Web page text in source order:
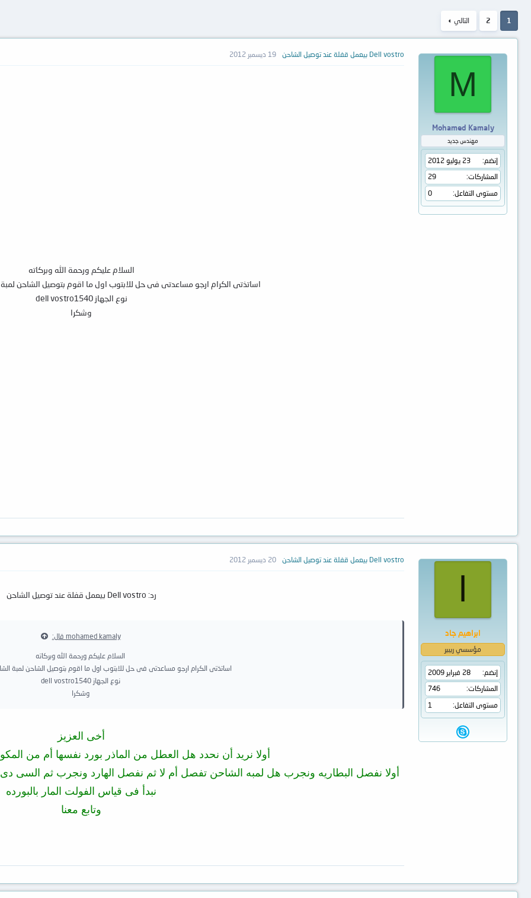
1
2 التالي
M
Mohamed Kamaly
مهندس جديد
إنضم
23 يوليو 2012
المشاركات
29
مستوى التفاعل
0
Dell vostro بيعمل قفلة عند توصيل الشاحن 19 ديسمبر 2012
السلام عليكم ورحمة الله وبركاته
اساتذتى الكرام ارجو مساعدتى فى حل للابتوب اول ما اقوم بتوصيل الشاحن
نوع الجهاز dell vostro1540
وشكرا
ابراهيم جاد
مؤسسي ريبير
إنضم
28 فبراير 2009
المشاركات
746
مستوى التفاعل
1
Dell vostro بيعمل قفلة عند توصيل الشاحن 20 ديسمبر 2012
رد: Dell vostro بيعمل قفلة عند توصيل الشاحن
mohamed kamaly قال:
السلام عليكم ورحمة الله وبركاته
اساتذتى الكرام ارجو مساعدتى فى حل للابتوب اول ما اقوم بتوصيل الشاحن لمبة
نوع الجهاز dell vostro1540
وشكرا
أخى العزيز
أولا نريد أن نحدد هل العطل من الماذر بورد نفسها أم من
أولا نفصل البطاريه ونجرب هل لمبه الشاحن تفصل أم لا ثم نفصل الهارد ونجرب ثم السى دى
نبدأ فى قياس الفولت المار بالبورده
وتابع معنا